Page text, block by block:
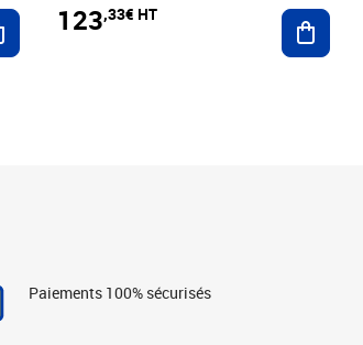
Ajouter au panier
123,33€ HT
Paiements 100% sécurisés